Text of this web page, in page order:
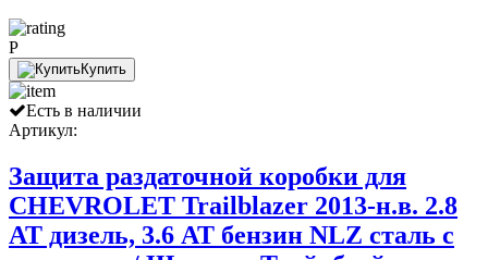
P
Купить
Есть в наличии
Артикул:
Защита раздаточной коробки для
CНEVROLET Trailblazer 2013-н.в. 2.8
AT дизель, 3.6 AT бензин NLZ сталь с